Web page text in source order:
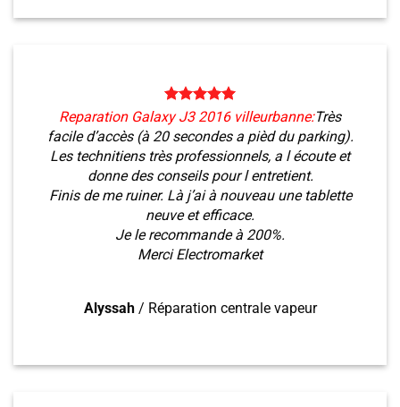
Reparation Galaxy J3 2016 villeurbanne:Très
facile d’accès (à 20 secondes a pièd du parking).
Les technitiens très professionnels, a l écoute et
donne des conseils pour l entretient.
Finis de me ruiner. Là j’ai à nouveau une tablette
neuve et efficace.
Je le recommande à 200%.
Merci Electromarket
Alyssah / Réparation centrale vapeur